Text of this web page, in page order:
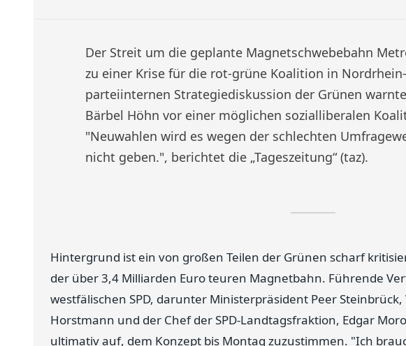
Der Streit um die geplante Magnetschwebebahn
zu einer Krise für die rot-grüne Koalition in
parteiinternen Strategiediskussion der Grünen
Bärbel Höhn vor einer möglichen sozialliberalen
"Neuwahlen wird es wegen der schlechten
nicht geben.", berichtet die „Tageszeitung“ (taz).
Hintergrund ist ein von großen Teilen der Grünen scharf
der über 3,4 Milliarden Euro teuren Magnetbahn. Führende
westfälischen SPD, darunter Ministerpräsident Peer
Horstmann und der Chef der SPD-Landtagsfraktion, Edgar
ultimativ auf, dem Konzept bis Montag zuzustimmen. "Ich